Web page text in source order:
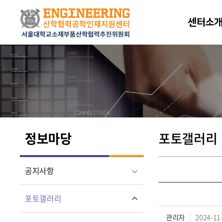
센터소
정보마당
공지사항
포토갤러리
포토갤러리
관리자 2024-